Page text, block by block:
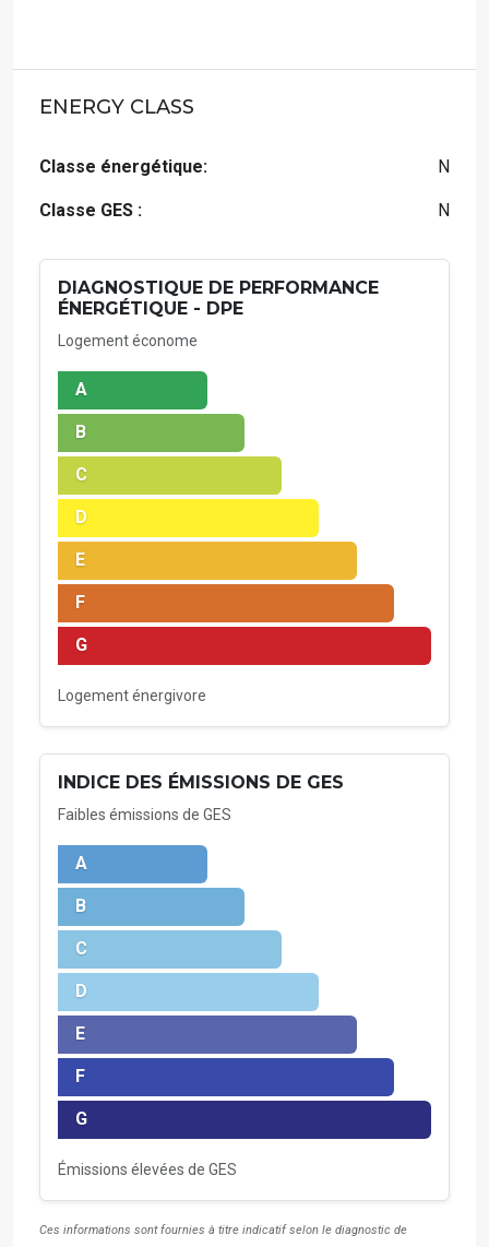
ENERGY CLASS
Classe énergétique: N
Classe GES : N
DIAGNOSTIQUE DE PERFORMANCE
ÉNERGÉTIQUE - DPE
Logement économe
A
B
C
D
E
F
G
Logement énergivore
INDICE DES ÉMISSIONS DE GES
Faibles émissions de GES
A
B
C
D
E
F
G
Émissions élevées de GES
Ces informations sont fournies à titre indicatif selon le diagnostic de